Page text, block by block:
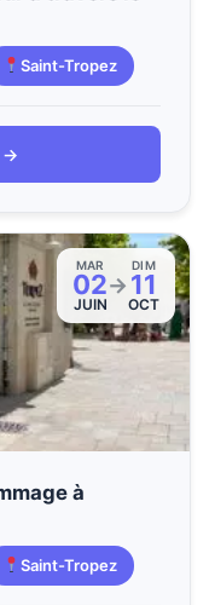
Saint-Tropez
→
MAR
02
JUIN
→
DIM
11
OCT
à
Saint-Tropez